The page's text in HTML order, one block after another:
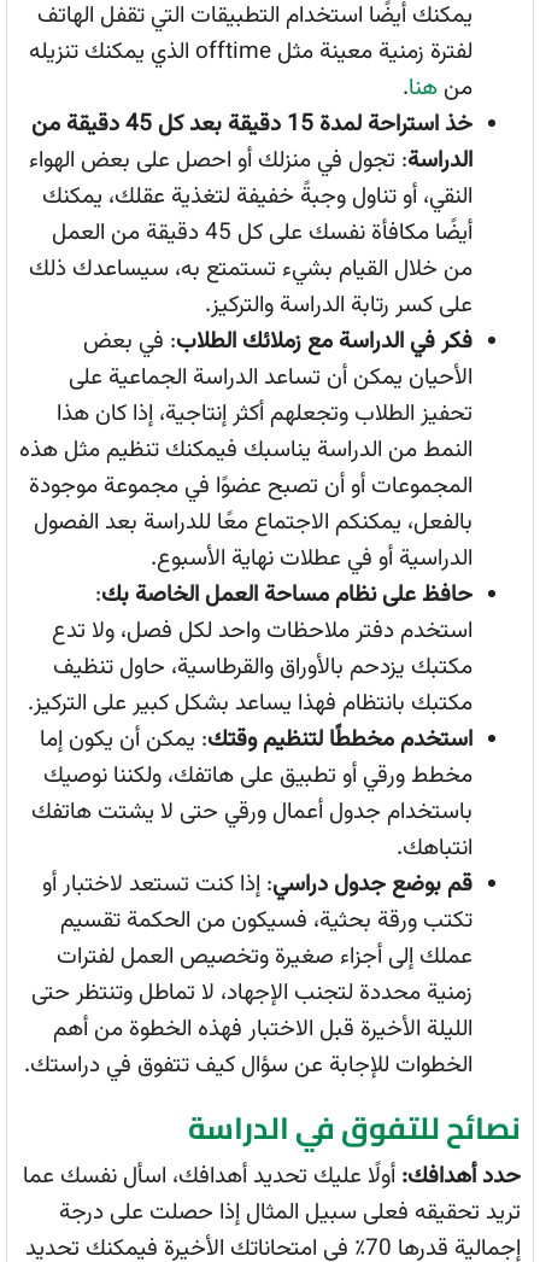
يمكنك أيضًا استخدام التطبيقات التي تقفل الهاتف
لفترة زمنية معينة مثل offtime الذي يمكنك تنزيله
من هنا.
خذ استراحة لمدة 15 دقيقة بعد كل 45 دقيقة من
الدراسة: تجول في منزلك أو احصل على بعض الهواء
النقي، أو تناول وجبةً خفيفة لتغذية عقلك، يمكنك
أيضًا مكافأة نفسك على كل 45 دقيقة من العمل
من خلال القيام بشيء تستمتع به، سيساعدك ذلك
على كسر رتابة الدراسة والتركيز.
فكر في الدراسة مع زملائك الطلاب: في بعض
الأحيان يمكن أن تساعد الدراسة الجماعية على
تحفيز الطلاب وتجعلهم أكثر إنتاجية، إذا كان هذا
النمط من الدراسة يناسبك فيمكنك تنظيم مثل هذه
المجموعات أو أن تصبح عضوًا في مجموعة موجودة
بالفعل، يمكنكم الاجتماع معًا للدراسة بعد الفصول
الدراسية أو في عطلات نهاية الأسبوع.
حافظ على نظام مساحة العمل الخاصة بك:
استخدم دفتر ملاحظات واحد لكل فصل، ولا تدع
مكتبك يزدحم بالأوراق والقرطاسية، حاول تنظيف
مكتبك بانتظام فهذا يساعد بشكل كبير على التركيز.
استخدم مخططًا لتنظيم وقتك: يمكن أن يكون إما
مخطط ورقي أو تطبيق على هاتفك، ولكننا نوصيك
باستخدام جدول أعمال ورقي حتى لا يشتت هاتفك
انتباهك.
قم بوضع جدول دراسي: إذا كنت تستعد لاختبار أو
تكتب ورقة بحثية، فسيكون من الحكمة تقسيم
عملك إلى أجزاء صغيرة وتخصيص العمل لفترات
زمنية محددة لتجنب الإجهاد، لا تماطل وتنتظر حتى
الليلة الأخيرة قبل الاختبار فهذه الخطوة من أهم
الخطوات للإجابة عن سؤال كيف تتفوق في دراستك.
نصائح للتفوق في الدراسة
حدد أهدافك: أولًا عليك تحديد أهدافك، اسأل نفسك عما
تريد تحقيقه فعلى سبيل المثال إذا حصلت على درجة
إجمالية قدرها 70٪ في امتحاناتك الأخيرة فيمكنك تحديد